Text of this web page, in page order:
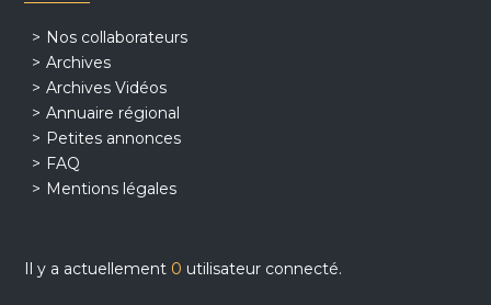
Nos collaborateurs
Archives
Archives Vidéos
Annuaire régional
Petites annonces
FAQ
Mentions légales
Il y a actuellement 0 utilisateur connecté.